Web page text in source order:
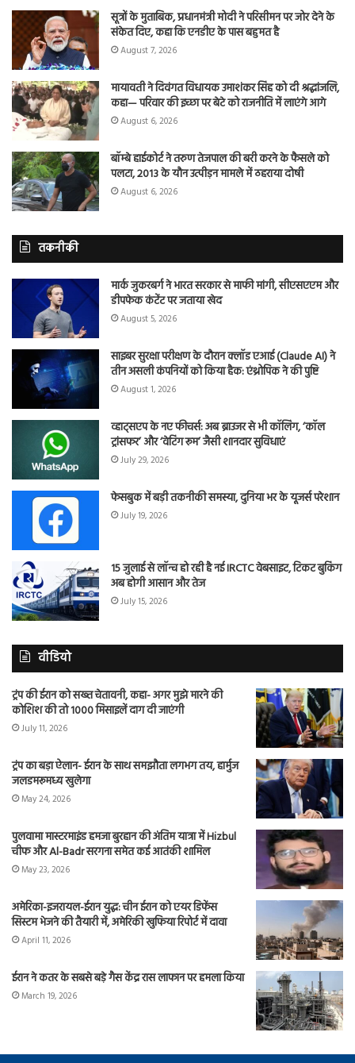
सूत्रों के मुताबिक, प्रधानमंत्री मोदी ने परिसीमन पर जोर देने के
संकेत दिए, कहा कि एनडीए के पास बहुमत है
August 7, 2026
मायावती ने दिवंगत विधायक उमाशंकर सिंह को दी श्रद्धांजलि,
कहा— परिवार की इच्छा पर बेटे को राजनीति में लाएंगे आगे
August 6, 2026
बॉम्बे हाईकोर्ट ने तरुण तेजपाल की बरी करने के फैसले को
पलटा, 2013 के यौन उत्पीड़न मामले में ठहराया दोषी
August 6, 2026
तकनीकी
मार्क जुकरबर्ग ने भारत सरकार से माफी मांगी, सीएसएएम और
डीपफेक कंटेंट पर जताया खेद
August 5, 2026
साइबर सुरक्षा परीक्षण के दौरान क्लॉड एआई (Claude AI) ने
तीन असली कंपनियों को किया हैक: एंथ्रोपिक ने की पुष्टि
August 1, 2026
व्हाट्सएप के नए फीचर्स: अब ब्राउजर से भी कॉलिंग, ‘कॉल
ट्रांसफर’ और ‘वेटिंग रूम’ जैसी शानदार सुविधाएं
July 29, 2026
फेसबुक में बड़ी तकनीकी समस्या, दुनिया भर के यूजर्स परेशान
July 19, 2026
15 जुलाई से लॉन्च हो रही है नई IRCTC वेबसाइट, टिकट बुकिंग
अब होगी आसान और तेज
July 15, 2026
वीडियो
ट्रंप की ईरान को सख्त चेतावनी, कहा- अगर मुझे मारने की
कोशिश की तो 1000 मिसाइलें दाग दी जाएंगी
July 11, 2026
ट्रंप का बड़ा ऐलान- ईरान के साथ समझौता लगभग तय, हार्मुज
जलडमरूमध्य खुलेगा
May 24, 2026
पुलवामा मास्टरमाइंड हमजा बुरहान की अंतिम यात्रा में Hizbul
चीफ और Al-Badr सरगना समेत कई आतंकी शामिल
May 23, 2026
अमेरिका-इजरायल-ईरान युद्ध: चीन ईरान को एयर डिफेंस
सिस्टम भेजने की तैयारी में, अमेरिकी खुफिया रिपोर्ट में दावा
April 11, 2026
ईरान ने कतर के सबसे बड़े गैस केंद्र रास लाफान पर हमला किया
March 19, 2026